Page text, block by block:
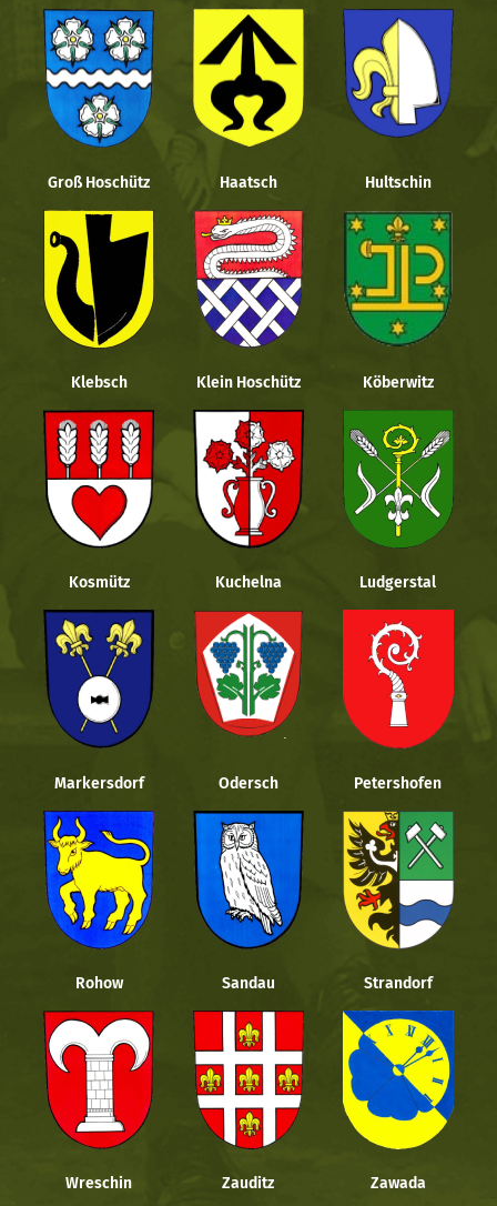
Groß Hoschütz Haatsch Hultschin
Klebsch Klein Hoschütz Köberwitz
Kosmütz Kuchelna Ludgerstal
Markersdorf Odersch Petershofen
Rohow Sandau Strandorf
Wreschin Zauditz Zawada